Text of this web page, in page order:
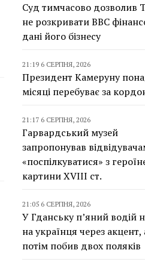
Суд тимчасово дозволив
не розкривати BBC
дані його бізнесу
21:19 6 СЕРПНЯ, 2026
Президент Камеруну
місяці перебуває за
21:17 6 СЕРПНЯ, 2026
Гарвардський музей
запропонував
«поспілкуватися» з
картини XVIII ст.
21:05 6 СЕРПНЯ, 2026
У Гданську п’яний водій
на українця через акцент,
потім побив двох поляків